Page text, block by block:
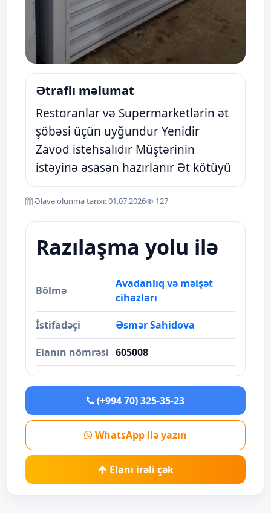
Ətraflı məlumat
Restoranlar və Supermarketlərin ət
şöbəsi üçün uyğundur Yenidir
Zavod istehsalıdır Müştərinin
istəyinə əsasən hazırlanır Ət kötüyü
Əlavə olunma tarixi: 01.07.2026 127
Razılaşma yolu ilə
Bölmə
Avadanlıq və məişət
cihazları
İstifadəçi Əsmər Sahidova
Elanın nömrəsi 605008
(+994 70) 325-35-23
WhatsApp ilə yazın
Elanı irəli çək